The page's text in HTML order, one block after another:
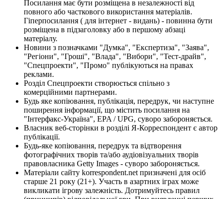
Посилання має бути розміщена в незалежності від
повного або часткового використання матеріалів.
Гіперпосилання ( для інтернет - видань) - повинна бути
розміщена в підзаголовку або в першому абзаці
матеріалу.
Новини з позначками "Думка", "Експертиза", "Заява",
"Регіони", "Гроші", "Влада", "Вибори", "Тест-драйв",
"Спецпроекти", "Промо" публікуються на правах
реклами.
Розділ Спецпроекти створюється спільно з
комерційними партнерами.
Будь яке копіювання, публікація, передрук, чи наступне
поширення інформації, що містить посилання на
"Інтерфакс-Україна", EPA / UPG, суворо забороняється.
Власник веб-сторінки в розділі Я-Корреспондент є автор
публікації.
Будь-яке копіювання, передрук та відтворення
фотографічних творів та/або аудіовізуальних творів
правовласника Getty Images - суворо забороняється.
Матеріали сайту korrespondent.net призначені для осіб
старше 21 року (21+). Участь в азартних іграх може
викликати ігрову залежність. Дотримуйтесь правил